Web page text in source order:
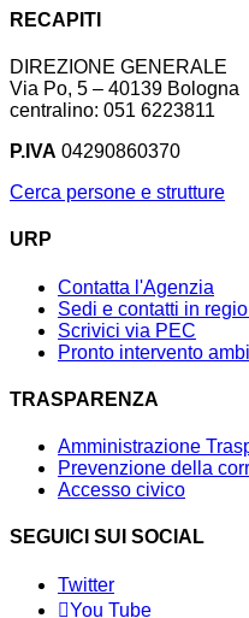
RECAPITI
DIREZIONE GENERALE
Via Po, 5 – 40139 Bologna
centralino: 051 6223811
P.IVA 04290860370
Cerca persone e strutture
URP
Contatta l'Agenzia
Sedi e contatti in
Scrivici via PEC
Pronto intervento
TRASPARENZA
Amministrazione
Prevenzione della
Accesso civico
SEGUICI SUI SOCIAL
Twitter
You Tube